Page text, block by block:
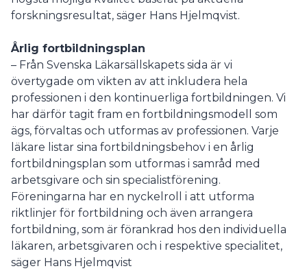
forskningsresultat, säger Hans Hjelmqvist.
Årlig fortbildningsplan
– Från Svenska Läkarsällskapets sida är vi
övertygade om vikten av att inkludera hela
professionen i den kontinuerliga fortbildningen. Vi
har därför tagit fram en fortbildningsmodell som
ägs, förvaltas och utformas av professionen. Varje
läkare listar sina fortbildningsbehov i en årlig
fortbildningsplan som utformas i samråd med
arbetsgivare och sin specialistförening.
Föreningarna har en nyckelroll i att utforma
riktlinjer för fortbildning och även arrangera
fortbildning, som är förankrad hos den individuella
läkaren, arbetsgivaren och i respektive specialitet,
säger Hans Hjelmqvist